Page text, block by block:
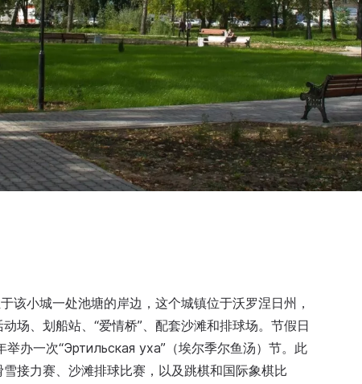
该小城一处池塘的岸边，这个城镇位于沃罗涅日州，
场、划船站、“爱情桥”、配套沙滩和排球场。节假日
办一次“Эртильская уха”（埃尔季尔鱼汤）节。此
接力赛、沙滩排球比赛，以及跳棋和国际象棋比